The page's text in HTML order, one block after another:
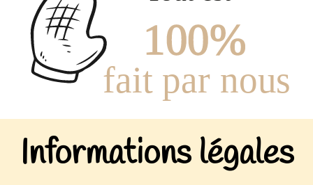
Informations légales